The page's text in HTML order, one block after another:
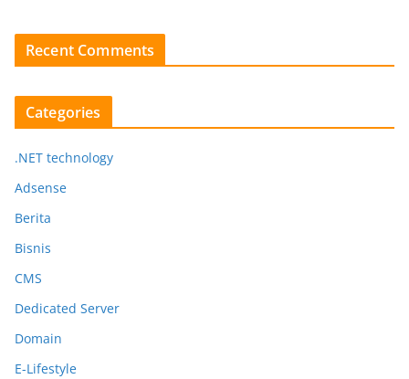
Recent Comments
Categories
.NET technology
Adsense
Berita
Bisnis
CMS
Dedicated Server
Domain
E-Lifestyle